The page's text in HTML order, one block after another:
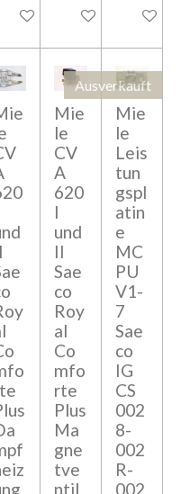
In den WarenkorbBei Verfügbarkeit
Bei
Mie
le
CV
A
620
I
und
II
Sae
co
Roy
al
Co
mfo
rte
Plus
Ma
gne
tve
ntil
Ausverkauft
Mie
le
Leis
tun
gspl
atin
e
MC
PU
V1-
7
Sae
co
IG
CS
002
8-
002
R-
002